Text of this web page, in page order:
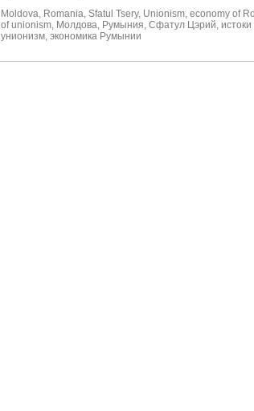
Moldova, Romania, Sfatul Tsery, Unionism, economy of
of unionism, Молдова, Румыния, Сфатул Цэрий,
унионизм, экономика Румынии